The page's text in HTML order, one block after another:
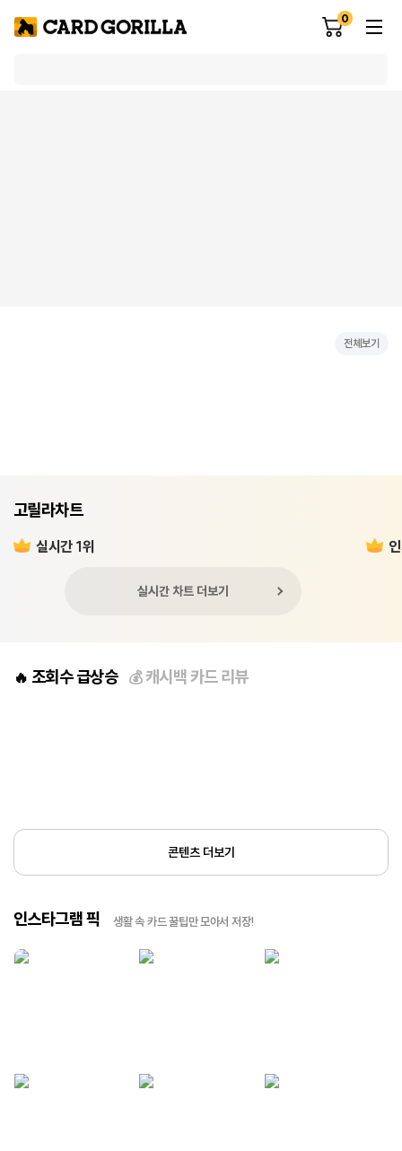
0
전체보기
고릴라차트
실시간 1위
실시간 차트 더보기
🔥 조회수 급상승 💰캐시백 카드 리뷰
콘텐츠 더보기
인스타그램 픽 생활 속 카드 꿀팁만 모아서 저장!